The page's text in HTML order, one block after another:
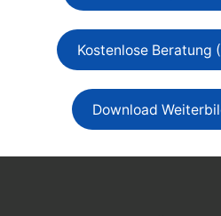
Kostenlose Beratung
Download